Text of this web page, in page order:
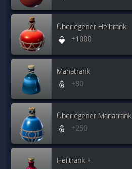
Überlegener Heiltrank
+1000
Manatrank
+80
Überlegener Manatrank
+250
Heiltrank +